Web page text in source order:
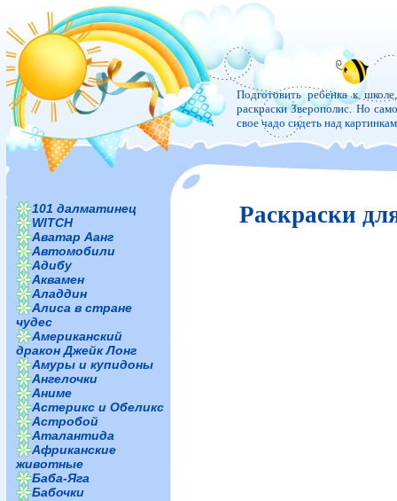
Подготовить ребенка к
раскраски Зверополис. Но
свое чадо сидеть над
101 далматинец
WITCH
Аватар Аанг
Автомобили
Адибу
Аквамен
Аладдин
Алиса в стране
чудес
Американский
дракон Джейк Лонг
Амуры и купидоны
Ангелочки
Аниме
Астерикс и Обеликс
Астробой
Аталантида
Африканские
животные
Баба-Яга
Бабочки
Раскраски